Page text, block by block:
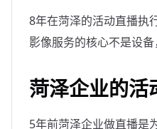
8年在菏泽的活动直播执
影像服务的核心不是设备
菏泽企业的活
5年前菏泽企业做直播是